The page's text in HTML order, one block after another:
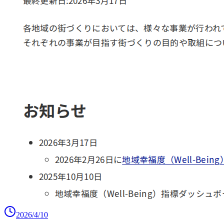
2026/4/10